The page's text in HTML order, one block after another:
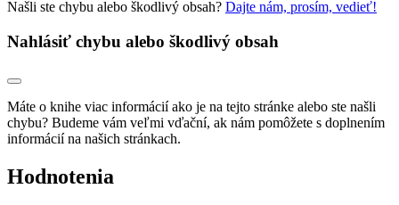
Našli ste chybu alebo škodlivý obsah? Dajte nám, prosím, vedieť!
Nahlásiť chybu alebo škodlivý obsah
Máte o knihe viac informácií ako je na tejto stránke alebo ste našli
chybu? Budeme vám veľmi vďační, ak nám pomôžete s doplnením
informácií na našich stránkach.
Hodnotenia